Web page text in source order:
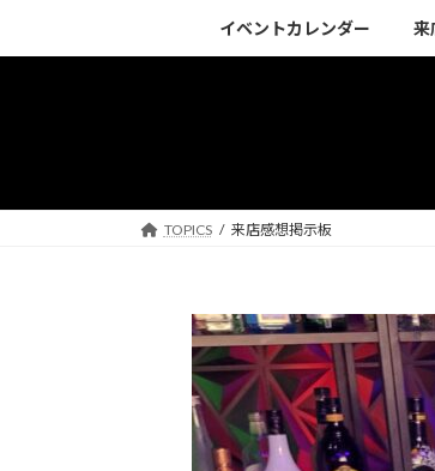
キ
に
イベントカレンダー 来
TOPICS 来店感想掲示板